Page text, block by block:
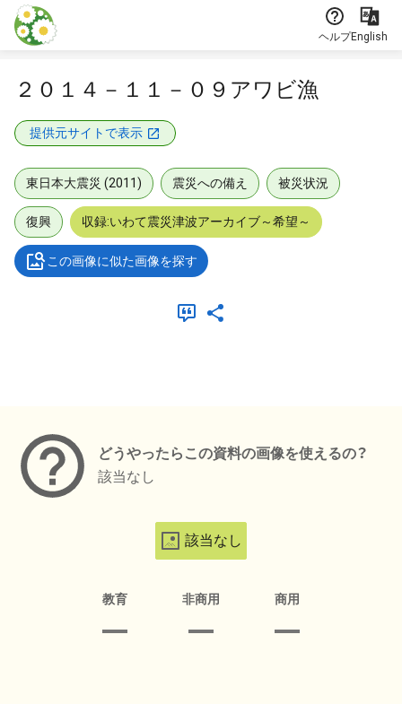
本文に飛ぶ
ヘルプEnglish
２０１４－１１－０９アワビ漁
提供元サイトで表示
東日本大震災 (2011) 震災への備え 被災状況
復興 収録:いわて震災津波アーカイブ～希望～
この画像に似た画像を探す
どうやったらこの資料の画像を使えるの？
該当なし
該当なし
教育 非商用 商用